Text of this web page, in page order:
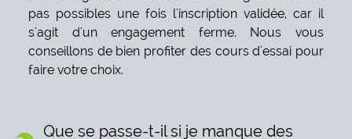
pas possibles une fois l'inscription validée, car il
s'agit d'un engagement ferme. Nous vous
conseillons de bien profiter des cours d'essai pour
faire votre choix.
Que se passe-t-il si je manque des